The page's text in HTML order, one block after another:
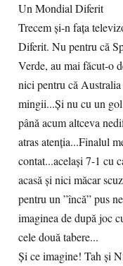
Un Mondial Diferit
Trecem și-n fața
Diferit. Nu pentru că
Verde, au mai făcut-o
nici pentru că
mingii...Și nu cu un
până acum altceva
atras atenția...Finalul
contat...același 7-1 cu
acasă și nici măcar
pentru un ”încă” pus
imaginea de după joc
cele două tabere...
Și ce imagine! Tah și